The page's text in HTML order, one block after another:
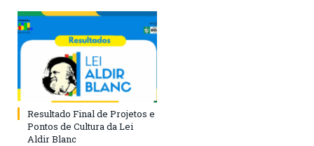
Resultado Final de Projetos e
Pontos de Cultura da Lei
Aldir Blanc